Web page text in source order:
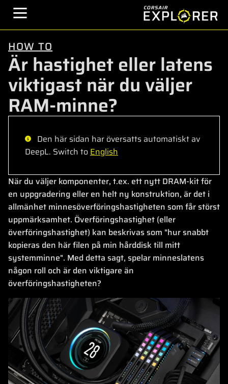
HOW TO
Är hastighet eller latens
viktigast när du väljer
RAM-minne?
Den här sidan har översatts automatiskt av
DeepL. Switch toEnglish
När du väljer komponenter, t.ex. ett nytt DRAM-kit för
en uppgradering eller en helt ny konstruktion, är det i
allmänhet minnesöverföringshastigheten som får störst
uppmärksamhet. Överföringshastighet (eller
överföringshastighet) kan beskrivas som "hur snabbt
kopieras den här filen på min hårddisk till mitt
systemminne". Med detta sagt, spelar minneslatens
någon roll och är den viktigare än
överföringshastigheten?